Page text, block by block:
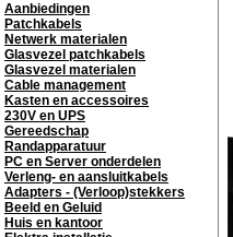
Aanbiedingen
Patchkabels
Netwerk materialen
Glasvezel patchkabels
Glasvezel materialen
Cable management
Kasten en accessoires
230V en UPS
Gereedschap
Randapparatuur
PC en Server onderdelen
Verleng- en aansluitkabels
Adapters - (Verloop)stekkers
Beeld en Geluid
Huis en kantoor